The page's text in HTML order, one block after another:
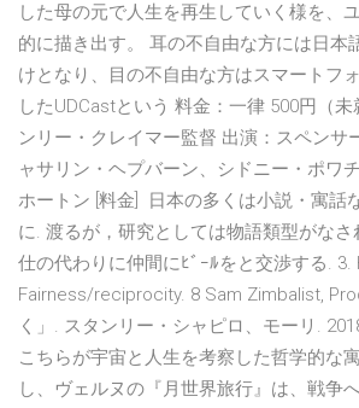
した母の元で人生を再生していく様を、
的に描き出す。 耳の不自由な方には日本
けとなり、目の不自由な方はスマートフ
したUDCastという 料金：一律 500円（
ンリー・クレイマー監督 出演：スペンサ
ャサリン・ヘプバーン、シドニー・ポワ
ホートン [料金] 日本の多くは小説・寓話
に. 渡るが，研究としては物語類型がな
仕の代わりに仲間にﾋﾞｰﾙをと交渉する. 3.
Fairness/reciprocity. 8 Sam Zimbalist,
く」. スタンリー・シャピロ、モーリ.
こちらが宇宙と人生を考察した哲学的な
し、ヴェルヌの『月世界旅行』は、戦争